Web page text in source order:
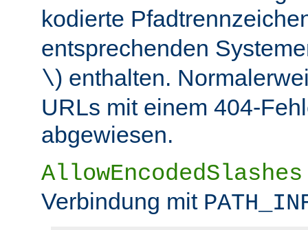
kodierte
entsprechenden
\) enthalten.
URLs mit einem 404-
abgewiesen.
AllowEncodedSlashes
Verbindung mit